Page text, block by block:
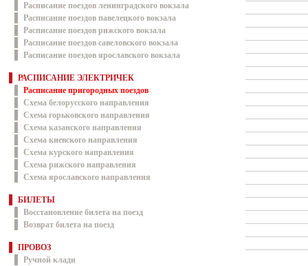
Расписание поездов ленинградского вокзала
Расписание поездов павелецкого вокзала
Расписание поездов рижского вокзала
Расписание поездов савеловского вокзала
Расписание поездов ярославского вокзала
РАСПИСАНИЕ ЭЛЕКТРИЧЕК
Расписание пригородных поездов
Схема белорусского направления
Схема горьковского направления
Схема казанского направления
Схема киевского направления
Схема курского направления
Схема рижского направления
Схема ярославского направления
БИЛЕТЫ
Восстановление билета на поезд
Возврат билета на поезд
ПРОВОЗ
Ручной клади